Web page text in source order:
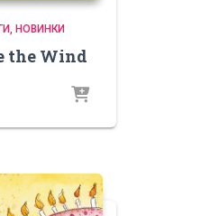
НОВИНКИ
the Wind